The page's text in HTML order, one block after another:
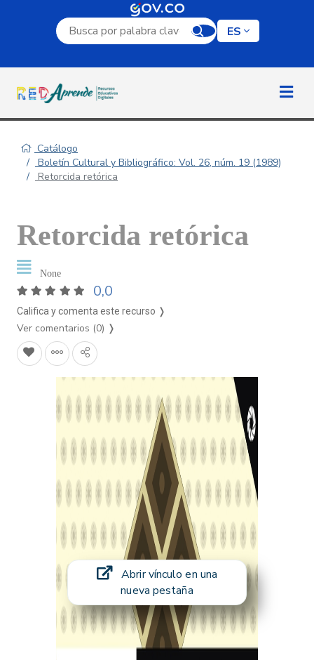
Campo de búsqueda por palabra clave
ES
Catálogo
Boletín Cultural y Bibliográfico: Vol. 26, núm. 19 (1989)
Retorcida retórica
Retorcida retórica
None
0,0
Califica y comenta este recurso ❭
Ver comentarios (0) ❭
Abrir vínculo en una
nueva pestaña